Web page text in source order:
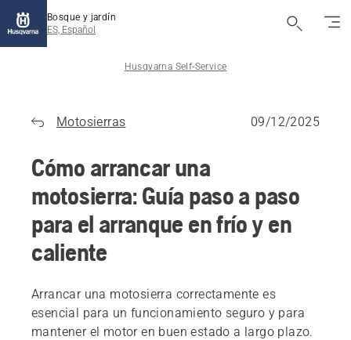
Bosque y jardín
ES, Español
Husqvarna Self-Service
Motosierras 09/12/2025
Cómo arrancar una
motosierra: Guía paso a paso
para el arranque en frío y en
caliente
Arrancar una motosierra correctamente es
esencial para un funcionamiento seguro y para
mantener el motor en buen estado a largo plazo.